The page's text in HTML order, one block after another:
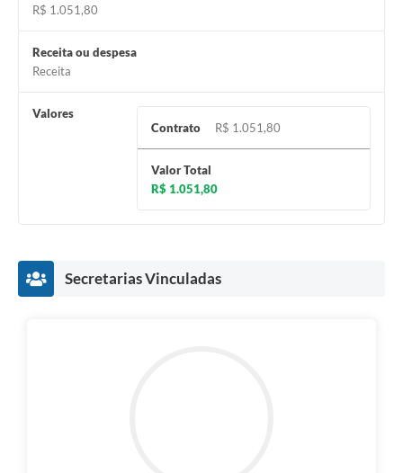
R$ 1.051,80
Receita ou despesa
Receita
Valores
Contrato
R$ 1.051,80
Valor Total
R$ 1.051,80
Secretarias Vinculadas